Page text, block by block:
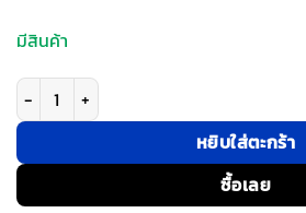
มีสินค้า
จำนวน UAG รุ่น Scout - สายนาฬิกา Apple
หยิบใส่ตะกร้า
ซื้อเลย